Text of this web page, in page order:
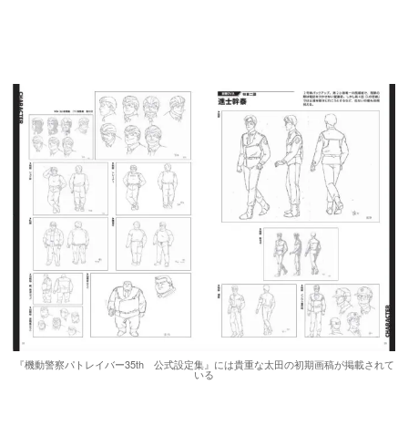
『機動警察パトレイバー35th 公式設定集』には貴重な太田の初期画稿が掲載されて
いる